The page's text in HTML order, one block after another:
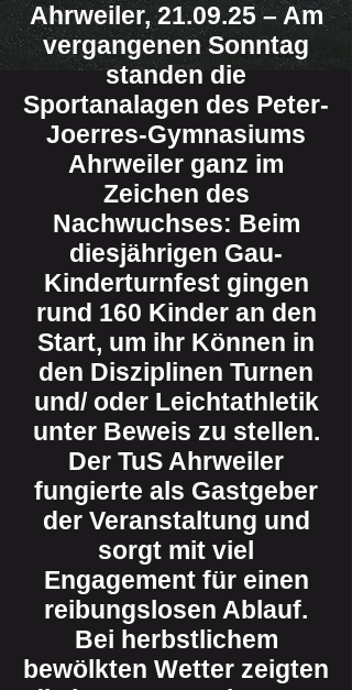
Ahrweiler, 21.09.25 – Am
vergangenen Sonntag
standen die
Sportanalagen des Peter-
Joerres-Gymnasiums
Ahrweiler ganz im
Zeichen des
Nachwuchses: Beim
diesjährigen Gau-
Kinderturnfest gingen
rund 160 Kinder an den
Start, um ihr Können in
den Disziplinen Turnen
und/ oder Leichtathletik
unter Beweis zu stellen.
Der TuS Ahrweiler
fungierte als Gastgeber
der Veranstaltung und
sorgt mit viel
Engagement für einen
reibungslosen Ablauf.
Bei herbstlichem
bewölkten Wetter zeigten